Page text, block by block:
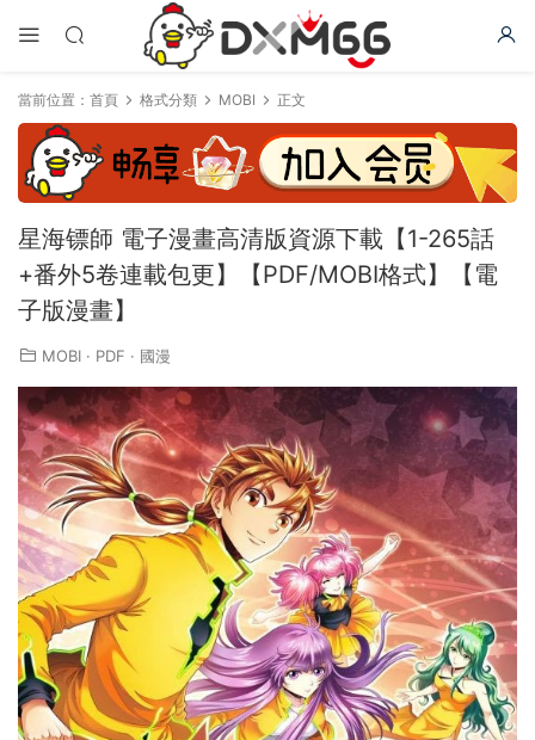
當前位置： 首頁 格式分類 MOBI 正文
星海镖師 電子漫畫高清版資源下載【1-265話
+番外5卷連載包更】【PDF/MOBI格式】【電
子版漫畫】
MOBI · PDF · 國漫